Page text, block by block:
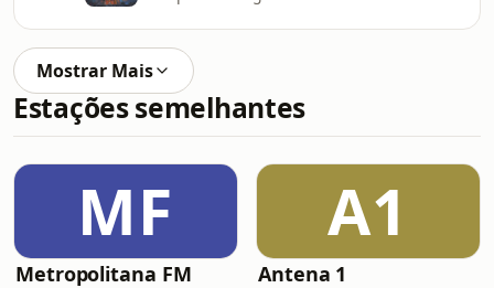
Mostrar Mais
Estações semelhantes
MF
Metropolitana FM
A1
Antena 1